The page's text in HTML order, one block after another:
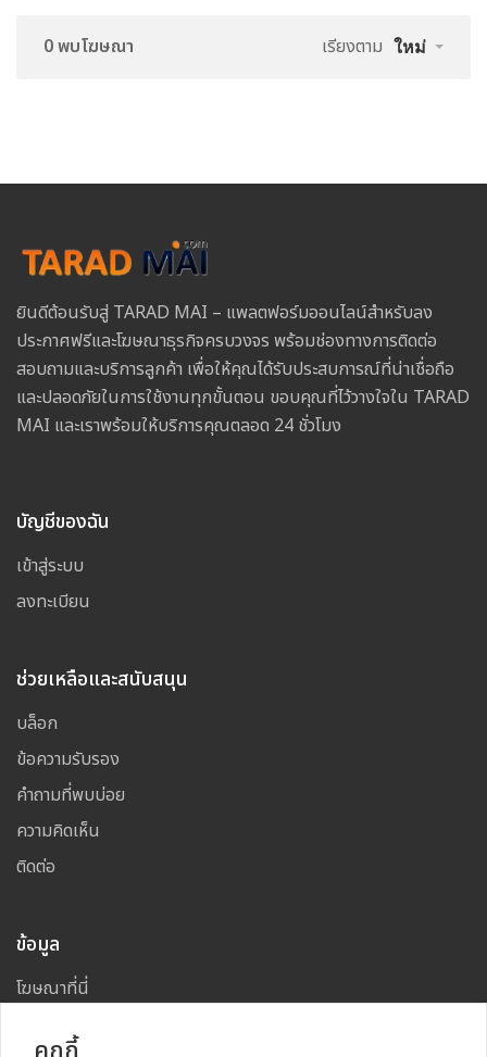
0 พบโฆษณา เรียงตาม ใหม่
ยินดีต้อนรับสู่ TARAD MAI – แพลตฟอร์มออนไลน์สำหรับลง
ประกาศฟรีและโฆษณาธุรกิจครบวงจร พร้อมช่องทางการติดต่อ
สอบถามและบริการลูกค้า เพื่อให้คุณได้รับประสบการณ์ที่น่าเชื่อถือ
และปลอดภัยในการใช้งานทุกขั้นตอน ขอบคุณที่ไว้วางใจใน TARAD
MAI และเราพร้อมให้บริการคุณตลอด 24 ชั่วโมง
บัญชีของฉัน
เข้าสู่ระบบ
ลงทะเบียน
ช่วยเหลือและสนับสนุน
บล็อก
ข้อความรับรอง
คำถามที่พบบ่อย
ความคิดเห็น
ติดต่อ
ข้อมูล
โฆษณาที่นี่